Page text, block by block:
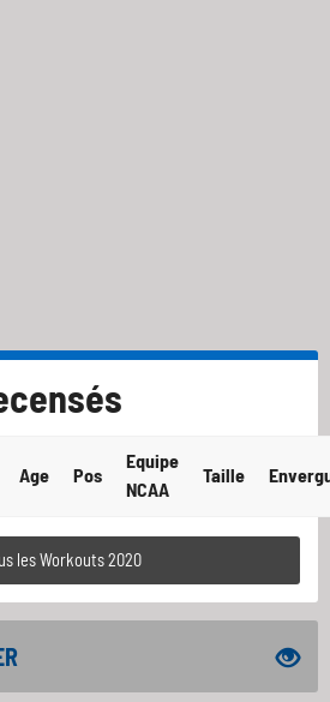
Age Pos
Equipe
NCAA
Taille
les Workouts 2020